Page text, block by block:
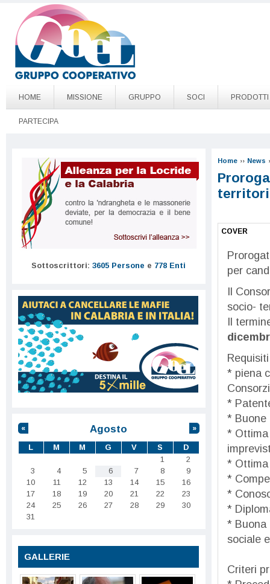
Salta al contenuto principale
Go to page top
HOME MISSIONE GRUPPO SOCI PRODOTTI
PARTECIPA
Home ›› News
COVER
per
Il
socio-
Il
* piena
*
* Buone
* Ottima
* Ottima
*
*
*
* Buona
sociale
Criteri
Sottoscrittori: 3605 Persone e 778 Enti
Agosto
« »
L M M G V S
D
1
2
3
4 5 6 7 8
9
10
11 12 13 14 15
16
17
18 19 20 21 22
23
24
25 26 27 28 29
30
31
GALLERIE